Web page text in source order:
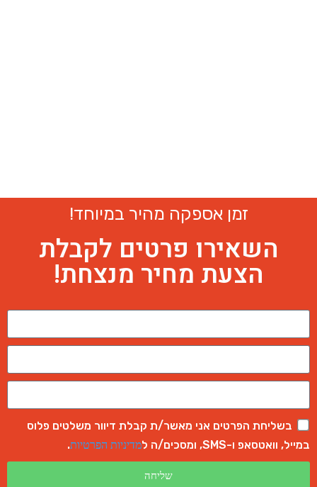
זמן אספקה מהיר במיוחד!
השאירו פרטים לקבלת
הצעת מחיר מנצחת!
בשליחת הפרטים אני מאשר/ת קבלת דיוור משלטים פלוס
במייל, וואטסאפ ו-SMS, ומסכים/ה ל
מדיניות הפרטיות.
שליחה